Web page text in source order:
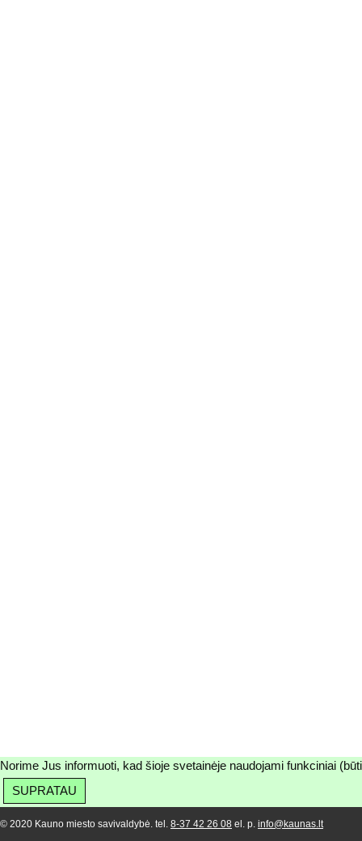
Norime Jus informuoti, kad šioje svetainėje naudojami funkciniai
SUPRATAU
© 2020 Kauno miesto savivaldybė. tel. 8-37 42 26 08 el. p. info@kaunas.lt